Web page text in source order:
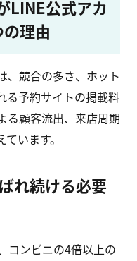
LINE公式アカ
理由
、競合の多さ、ホット
る予約サイトの掲載料
る顧客流出、来店周期
います。
れ続ける必要
コンビニの4倍以上の